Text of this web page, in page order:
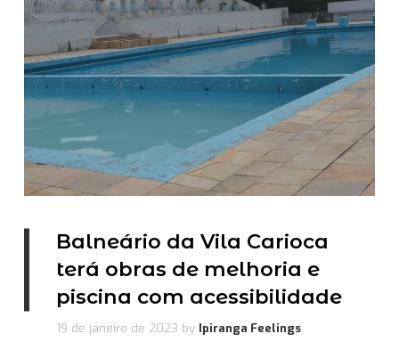
Balneário da Vila Carioca
terá obras de melhoria e
piscina com acessibilidade
19 de janeiro de 2023 by Ipiranga Feelings